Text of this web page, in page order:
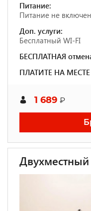
Питание:
Питание не
Доп. услуги:
Бесплатный WI-FI
БЕСПЛАТНАЯ
ПЛАТИТЕ НА МЕСТЕ
1 689 ₽